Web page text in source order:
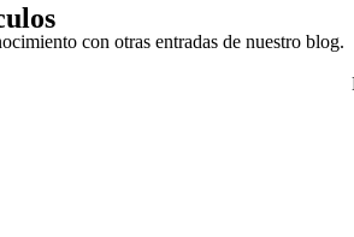
con otras entradas de nuestro blog.